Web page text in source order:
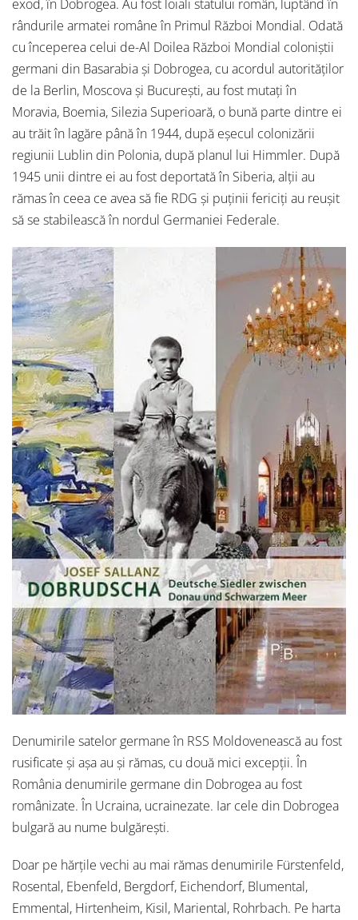
exod, în Dobrogea. Au fost loiali statului român, luptând în
rândurile armatei române în Primul Război Mondial. Odată
cu începerea celui de-Al Doilea Război Mondial coloniștii
germani din Basarabia și Dobrogea, cu acordul autorităților
de la Berlin, Moscova și București, au fost mutați în
Moravia, Boemia, Silezia Superioară, o bună parte dintre ei
au trăit în lagăre până în 1944, după eșecul colonizării
regiunii Lublin din Polonia, după planul lui Himmler. După
1945 unii dintre ei au fost deportată în Siberia, alții au
rămas în ceea ce avea să fie RDG și puținii fericiți au reușit
să se stabilească în nordul Germaniei Federale.
Denumirile satelor germane în RSS Moldovenească au fost
rusificate și așa au și rămas, cu două mici excepții. În
România denumirile germane din Dobrogea au fost
românizate. În Ucraina, ucrainezate. Iar cele din Dobrogea
bulgară au nume bulgărești.
Doar pe hărțile vechi au mai rămas denumirile Fürstenfeld,
Rosental, Ebenfeld, Bergdorf, Eichendorf, Blumental,
Emmental, Hirtenheim, Kisil, Mariental, Rohrbach. Pe harta